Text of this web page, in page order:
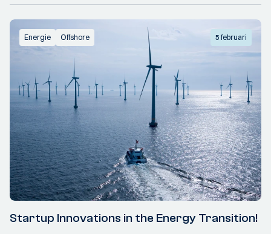
Energie Offshore 5 februari
Startup Innovations in the Energy Transition!